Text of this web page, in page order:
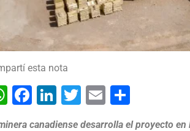
esta nota
WhatsApp
Facebook
LinkedIn
Twitter
Email
canadiense desarrolla el proyecto